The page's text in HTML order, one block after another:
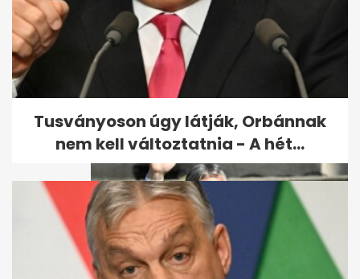
Egerszegi Krisztina 50 éves
Tusványoson úgy látják, Orbánnak
nem kell változtatnia - A hét...